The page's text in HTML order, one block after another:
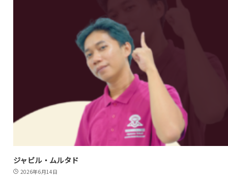
ジャビル・ムルタド
2026年6月14日